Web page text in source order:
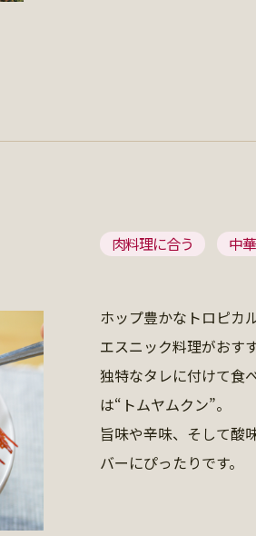
肉料理に合う 中
ホップ豊かなトロピカ
エスニック料理がおす
独特なタレに付けて食
は“トムヤムクン”。
旨味や辛味、そして酸
バーにぴったりです。